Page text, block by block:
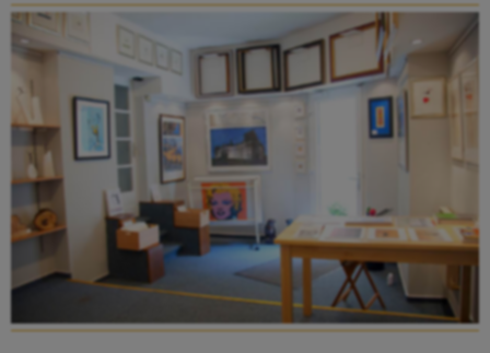
reinigen, reparieren, restaurieren
Aktuell
Skulpturen
Susanne Boerner
Dieter Eckert
Günter Grass
Luise Kött-Gärtner
Ramón Lombarte
Patrick Preller
Rangisse Vernasse